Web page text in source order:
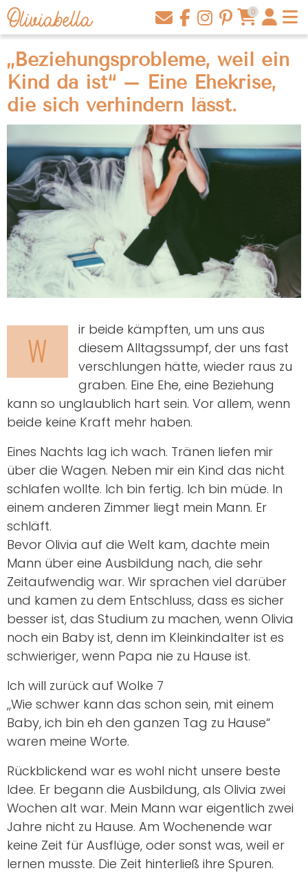
0
„Beziehungsprobleme, weil ein
Kind da ist“ – Eine Ehekrise,
die sich verhindern lässt.
W
ir beide kämpften, um uns aus
diesem Alltagssumpf, der uns fast
verschlungen hätte, wieder raus zu
graben. Eine Ehe, eine Beziehung
kann so unglaublich hart sein. Vor allem, wenn
beide keine Kraft mehr haben.
Eines Nachts lag ich wach. Tränen liefen mir
über die Wagen. Neben mir ein Kind das nicht
schlafen wollte. Ich bin fertig. Ich bin müde. In
einem anderen Zimmer liegt mein Mann. Er
schläft.
Bevor Olivia auf die Welt kam, dachte mein
Mann über eine Ausbildung nach, die sehr
Zeitaufwendig war. Wir sprachen viel darüber
und kamen zu dem Entschluss, dass es sicher
besser ist, das Studium zu machen, wenn Olivia
noch ein Baby ist, denn im Kleinkindalter ist es
schwieriger, wenn Papa nie zu Hause ist.
Ich will zurück auf Wolke 7
„Wie schwer kann das schon sein, mit einem
Baby, ich bin eh den ganzen Tag zu Hause“
waren meine Worte.
Rückblickend war es wohl nicht unsere beste
Idee. Er begann die Ausbildung, als Olivia zwei
Wochen alt war. Mein Mann war eigentlich zwei
Jahre nicht zu Hause. Am Wochenende war
keine Zeit für Ausflüge, oder sonst was, weil er
lernen musste. Die Zeit hinterließ ihre Spuren.